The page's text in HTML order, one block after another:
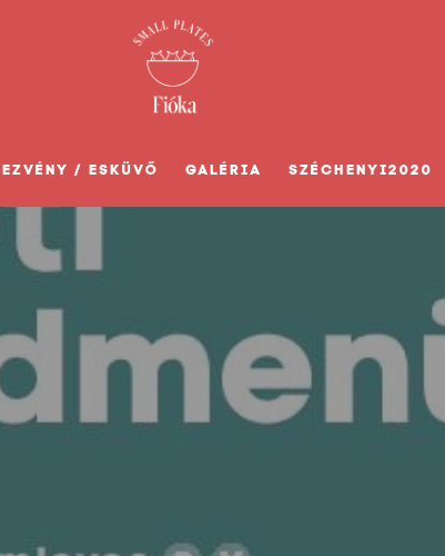
/ ESKÜVŐ GALÉRIA SZÉCHENYI2020